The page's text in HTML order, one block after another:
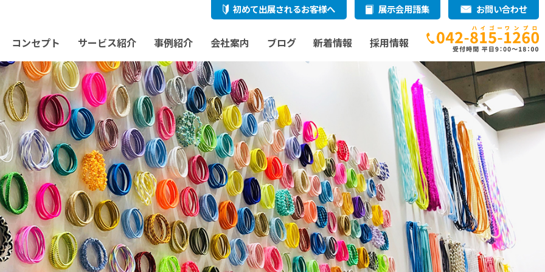
初めて出展されるお客様へ 展示会用語集 お問い合わせ
コンセプト サービス紹介 事例紹介 会社案内 ブログ 新着情報 採用情報